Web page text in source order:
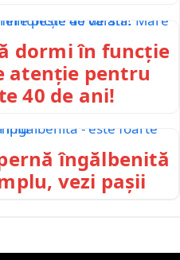
dormi în funcție
atenție pentru
40 de ani!
îngălbenită
vezi pașii